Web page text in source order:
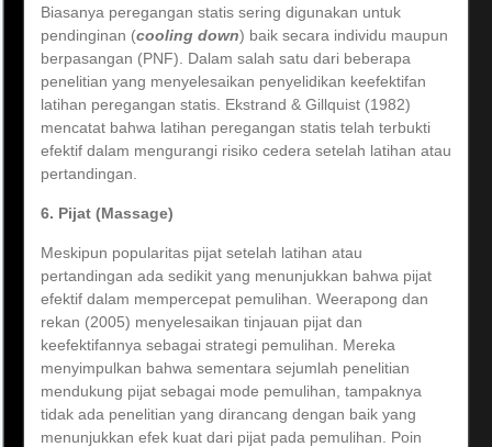
Biasanya peregangan statis sering digunakan untuk
pendinginan (cooling down) baik secara individu maupun
berpasangan (PNF). Dalam salah satu dari beberapa
penelitian yang menyelesaikan penyelidikan keefektifan
latihan peregangan statis. Ekstrand & Gillquist (1982)
mencatat bahwa latihan peregangan statis telah terbukti
efektif dalam mengurangi risiko cedera setelah latihan atau
pertandingan.
6. Pijat (Massage)
Meskipun popularitas pijat setelah latihan atau
pertandingan ada sedikit yang menunjukkan bahwa pijat
efektif dalam mempercepat pemulihan. Weerapong dan
rekan (2005) menyelesaikan tinjauan pijat dan
keefektifannya sebagai strategi pemulihan. Mereka
menyimpulkan bahwa sementara sejumlah penelitian
mendukung pijat sebagai mode pemulihan, tampaknya
tidak ada penelitian yang dirancang dengan baik yang
menunjukkan efek kuat dari pijat pada pemulihan. Poin